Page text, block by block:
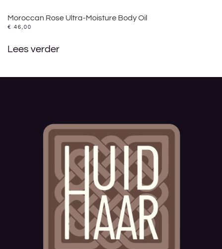
Moroccan Rose Ultra-Moisture Body Oil
€ 46,00
Lees verder